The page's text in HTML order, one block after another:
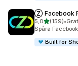
Ⓩ Facebook
5,0av 5 stjärnor
(159)
159 •
Spåra
Built for